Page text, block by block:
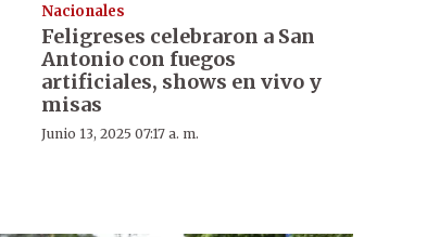
Nacionales
Feligreses celebraron a San
Antonio con fuegos
artificiales, shows en vivo y
misas
Junio 13, 2025 07:17 a. m.